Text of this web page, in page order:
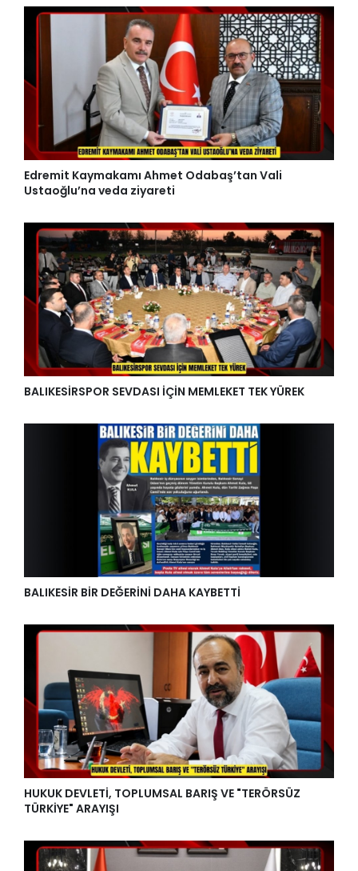
Edremit Kaymakamı Ahmet Odabaş’tan Vali
Ustaoğlu’na veda ziyareti
BALIKESİRSPOR SEVDASI İÇİN MEMLEKET TEK YÜREK
BALIKESİR BİR DEĞERİNİ DAHA KAYBETTİ
HUKUK DEVLETİ, TOPLUMSAL BARIŞ VE "TERÖRSÜZ
TÜRKİYE" ARAYIŞI